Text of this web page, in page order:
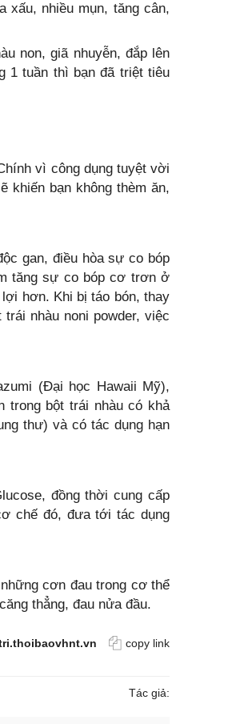
xấu, nhiều mụn, tăng cân,
non, giã nhuyễn, đắp lên
1 tuần thì bạn đã triệt tiêu
vì công dụng tuyệt vời
khiến bạn không thèm ăn,
gan, điều hòa sự co bóp
tăng sự co bóp cơ trơn ở
hơn. Khi bị táo bón, thay
nhàu noni powder, việc
(Đại học Hawaii Mỹ),
trong bột trái nhàu có khả
thư) và có tác dụng hạn
đồng thời cung cấp
chế đó, đưa tới tác dụng
cơn đau trong cơ thể
thẳng, đau nửa đầu.
copy link
Tác giả: